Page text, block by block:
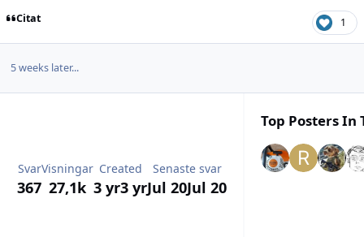
Citat 1
5 weeks later...
Svar
367
Visningar
27,1k
Created
3 yr3 yr
Senaste svar
Jul 20Jul 20
Top Posters In